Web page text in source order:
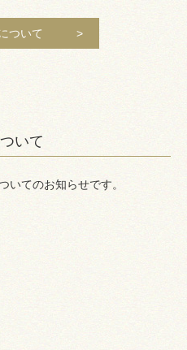
ついて
いて
いてのお知らせです。